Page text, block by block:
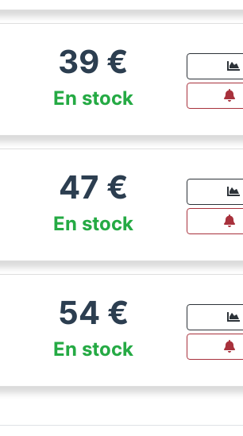
39 €
En stock
47 €
En stock
54 €
En stock